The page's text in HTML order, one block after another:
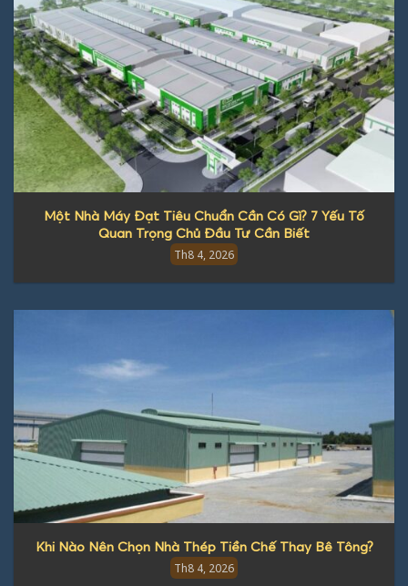
Một Nhà Máy Đạt Tiêu Chuẩn Cần Có Gì? 7 Yếu Tố
Quan Trọng Chủ Đầu Tư Cần Biết
Th8 4, 2026
Khi Nào Nên Chọn Nhà Thép Tiền Chế Thay Bê Tông?
Th8 4, 2026